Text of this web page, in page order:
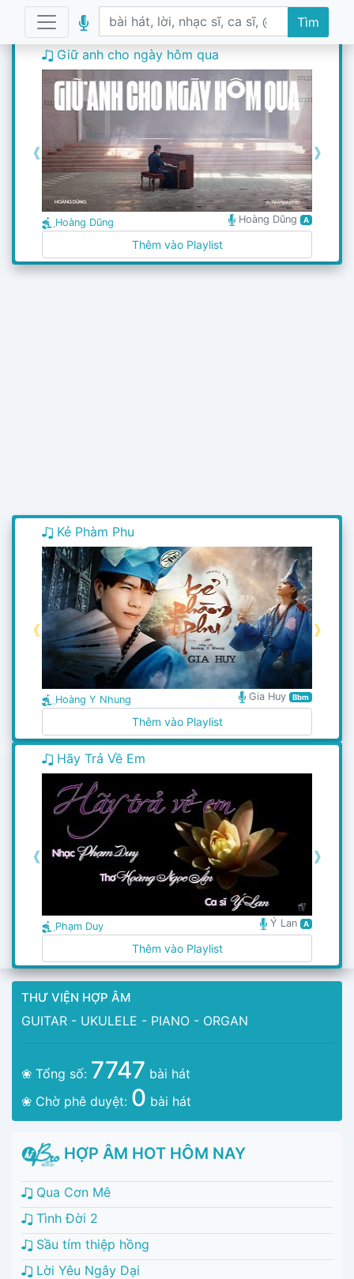
Tìm
Giữ anh cho ngày hôm qua
Hoàng Dũng Hoàng Dũng A
Thêm vào Playlist
❰ ❱
Kẻ Phàm Phu
Hoàng Y Nhung Gia Huy Bbm
Thêm vào Playlist
❰ ❱
Hãy Trả Về Em
Phạm Duy Ý Lan A
Thêm vào Playlist
❰ ❱
THƯ VIỆN HỢP ÂM
GUITAR - UKULELE - PIANO - ORGAN
❀ Tổng số: 7747 bài hát
❀ Chờ phê duyệt: 0 bài hát
HỢP ÂM HOT HÔM NAY
Qua Cơn Mê
Tình Đời 2
Sầu tím thiệp hồng
Lời Yêu Ngây Dại